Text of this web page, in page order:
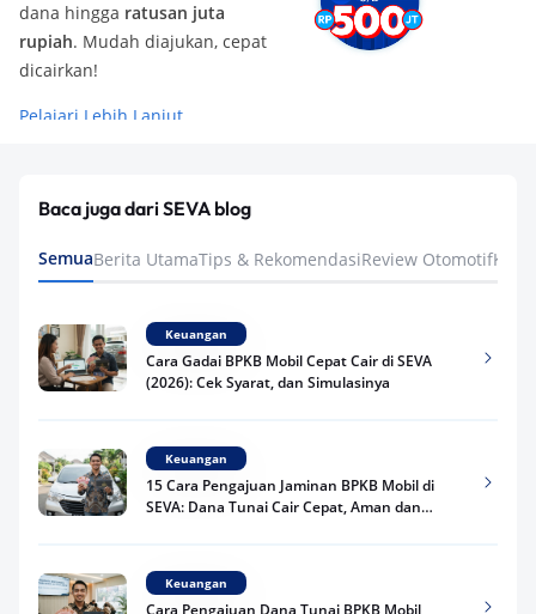
dana hingga ratusan juta
rupiah. Mudah diajukan, cepat
dicairkan!
Pelajari Lebih Lanjut
Baca juga dari SEVA blog
SemuaBerita UtamaTips & RekomendasiReview Otomotif
Keuangan
Cara Gadai BPKB Mobil Cepat Cair di SEVA
(2026): Cek Syarat, dan Simulasinya
Keuangan
15 Cara Pengajuan Jaminan BPKB Mobil di
SEVA: Dana Tunai Cair Cepat, Aman dan
Keuangan